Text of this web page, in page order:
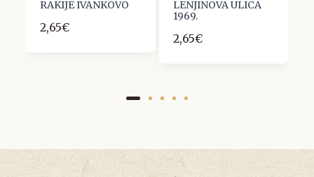
RAKIJE IVANKOVO
2,65€
LENJINOVA ULICA
1969.
2,65€